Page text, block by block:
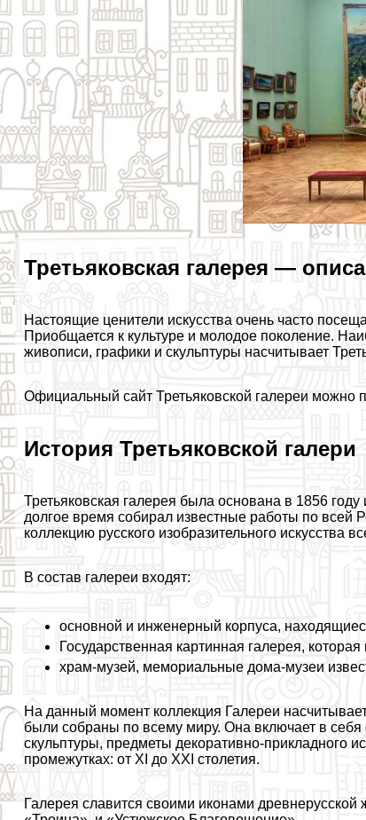
Третьяковская галерея —
Настоящие ценители искусства очень часто
Приобщается к культуре и молодое поколение.
живописи, графики и скульптуры насчитывает
Официальный сайт Третьяковской галереи можно
История Третьяковской галери
Третьяковская галерея была основана в 1856
долгое время собирал известные работы по всей
коллекцию русского изобразительного искусства
В состав галереи входят:
основной и инженерный корпуса,
Государственная картинная галерея,
храм-музей, мемориальные дома-музеи
На данный момент коллекция Галереи
были собраны по всему миру. Она включает в
скульптуры, предметы декоративно-прикладного
промежутках: от XI до XXI столетия.
Галерея славится своими иконами